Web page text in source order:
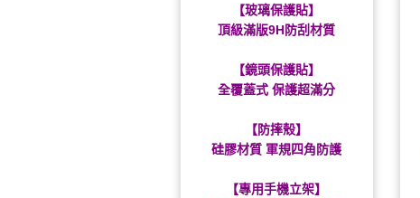
【玻璃保護貼】
頂級滿版9H防刮材質
【鏡頭保護貼】
全覆蓋式 保護超滿分
【防摔殼】
硅膠材質 軍規四角防護
【專用手機立架】